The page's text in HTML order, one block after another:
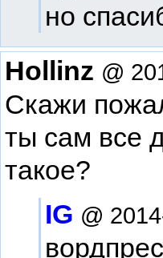
но
Hollinz @
Скажи
ты сам все
такое?
IG @